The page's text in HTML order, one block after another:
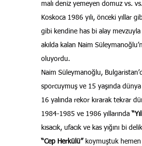
malı deniz yemeyen domuz vs.
Koskoca 1986 yılı, önceki yıllar
gibi kendine has bi alay mevzuyla
akılda kalan Naim
oluyordu.
Naim Süleymanoğlu,
sporcuymuş ve 15 yaşında
16 yalında rekor kırarak tekrar
1984-1985 ve 1986 yıllarında
kısacık, ufacık ve kas yığını bi
“Cep Herkülü” koymuştuk